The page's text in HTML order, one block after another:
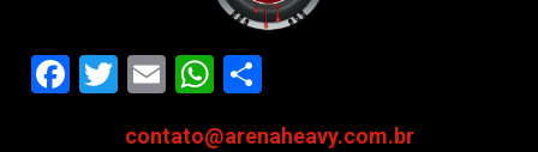
Facebook
Twitter
EmailWhatsApp
contato@arenaheavy.com.br